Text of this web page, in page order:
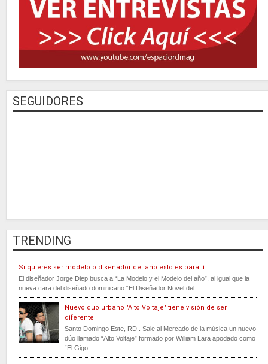
SEGUIDORES
TRENDING
Si quieres ser modelo o diseñador del año esto es para tí
El diseñador Jorge Diep busca a “La Modelo y el Modelo del año”, al igual que la
nueva cara del diseñado dominicano “El Diseñador Novel del...
Nuevo dúo urbano "Alto Voltaje" tiene visión de ser
diferente
Santo Domingo Este, RD . Sale al Mercado de la música un nuevo
dúo llamado “Alto Voltaje” formado por William Lara apodado como
“El Gigo...